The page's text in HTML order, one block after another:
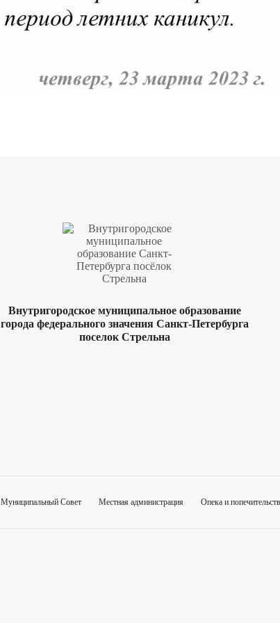
Внутригородское муниципальное образование
города федерального значения Санкт-Петербурга
поселок Стрельна
Муниципальный Совет Местная администрация Опека и